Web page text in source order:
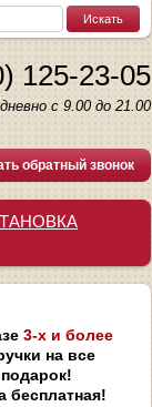
125-23-05
с 9.00 до 21.00
обратный звонок
3-х и более
на все
бесплатная!